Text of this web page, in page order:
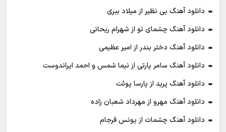
دانلود آهنگ بی نظیر از میلاد ببری
دانلود آهنگ چشمای تو از شهرام ریحانی
دانلود آهنگ دختر بندر از امیر عظیمی
دانلود آهنگ سامر پارتی از نیما شمس و احمد ایراندوست
دانلود آهنگ پرید از پارسا پوئت
دانلود آهنگ مهرو از مهرداد شعبان زاده
دانلود آهنگ چشمات از یونس فرجام